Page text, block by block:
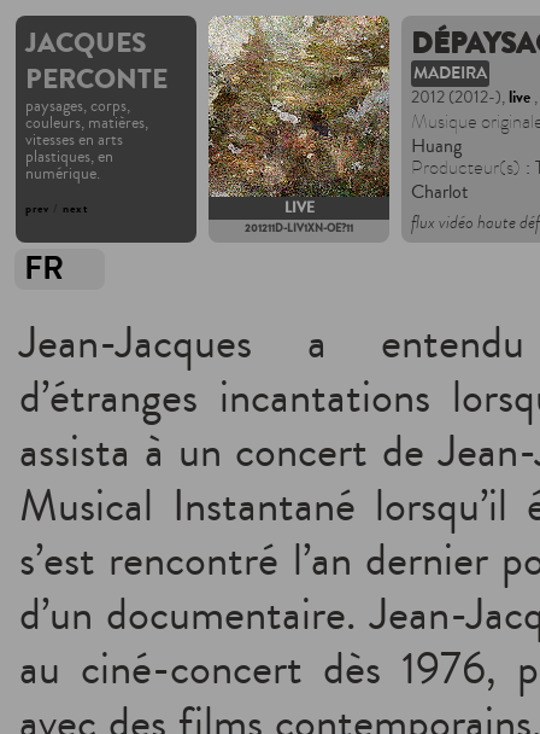
JACQUES
PERCONTE
paysages, corps,
couleurs, matières,
vitesses en arts
plastiques, en
numérique.
prev next LIVE
201211D-LIV1XN-OE?11
MADEIRA
2012 (2012-), live
Musique
Huang
Producteur(s) :
Charlot
flux vidéo haute
FR
Jean-Jacques a
d’étranges incantations
assista à un concert de
Musical Instantané
s’est rencontré l’an dernier
d’un documentaire. Jean-
au ciné-concert dès 1976,